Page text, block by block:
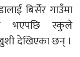
बिर्सेर गाउँमा
भएपछि स्कुले
देखिएका छन् ।